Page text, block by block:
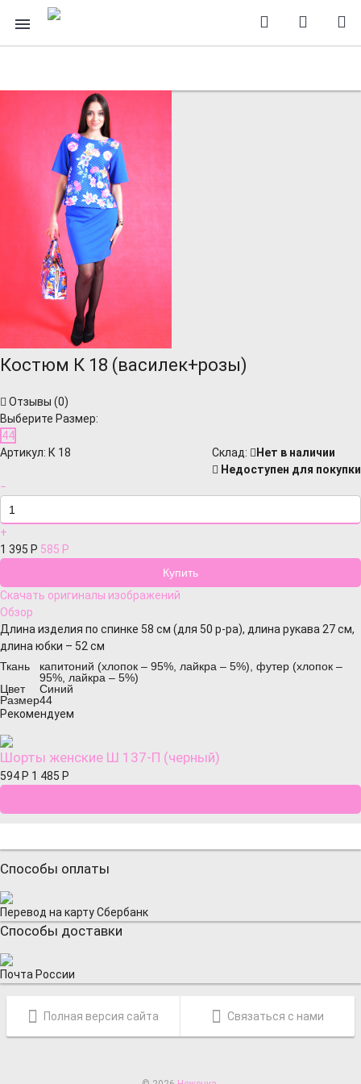
Костюм К 18 (василек+розы)
Отзывы (0)
Выберите Размер:
44
Артикул: К 18 Cклад:
Нет в наличии
Недоступен для покупки
−
+
1 395 Р 585 Р
Скачать оригиналы изображений
Обзор
Длина изделия по спинке 58 см (для 50 р-ра), длина рукава 27 см,
длина юбки – 52 см
Ткань
капитоний (хлопок – 95%, лайкра – 5%), футер (хлопок –
95%, лайкра – 5%)
Цвет
Синий
Размер44
Рекомендуем
Шорты женские Ш 137-П (черный)
594 Р 1 485 Р
Способы оплаты
Перевод на карту Сбербанк
Способы доставки
Почта России
Полная версия сайта Связаться с нами